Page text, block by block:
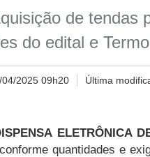
de tendas
do edital e
04/2025 09h20 Última
ELETRÔNICA
quantidades e